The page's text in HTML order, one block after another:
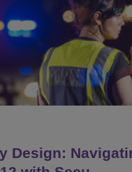
Design: